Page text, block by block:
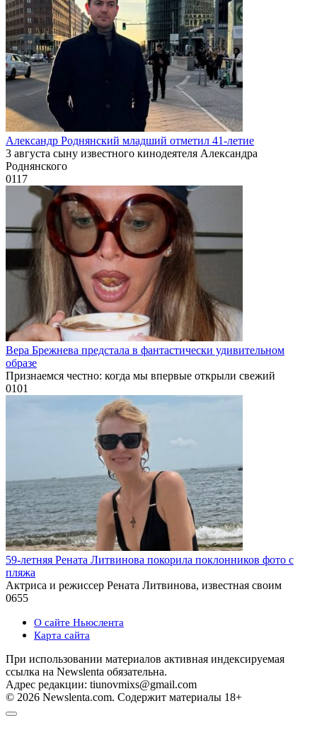
Александр Роднянский младший отметил 41-летие
3 августа сыну известного кинодеятеля Александра
Роднянского
0117
Вера Брежнева предстала в фантастически удивительном
образе
Признаемся честно: когда мы впервые открыли свежий
0101
59-летняя Рената Литвинова покорила поклонников фото с
пляжа
Актриса и режиссер Рената Литвинова, известная своим
0655
О сайте Ньюслента
Карта сайта
При использовании материалов активная индексируемая
ссылка на Newslenta обязательна.
Адрес редакции: tiunovmixs@gmail.com
© 2026 Newslenta.com. Содержит материалы 18+